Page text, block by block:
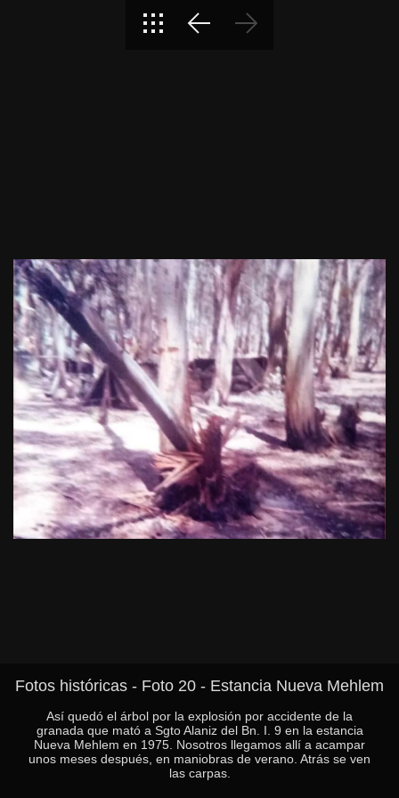
Fotos históricas - Foto 20 - Estancia Nueva Mehlem
Así quedó el árbol por la explosión por accidente de la
granada que mató a Sgto Alaniz del Bn. I. 9 en la estancia
Nueva Mehlem en 1975. Nosotros llegamos allí a acampar
unos meses después, en maniobras de verano. Atrás se ven
las carpas.